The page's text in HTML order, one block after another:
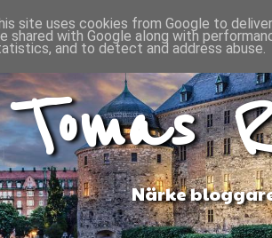
Tomas
Närke
site uses cookies from Google to
shared with Google along with
and to detect and address abuse.